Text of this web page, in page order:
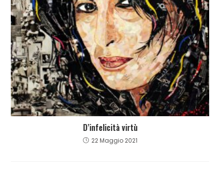
D’infelicità virtù
22 Maggio 2021